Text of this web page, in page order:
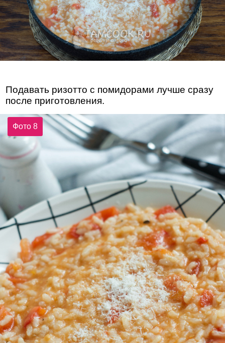
Подавать ризотто с помидорами лучше сразу
после приготовления.
Фото 8